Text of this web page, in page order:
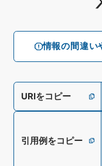
情報の間違い
URIをコピー
引用例をコピー